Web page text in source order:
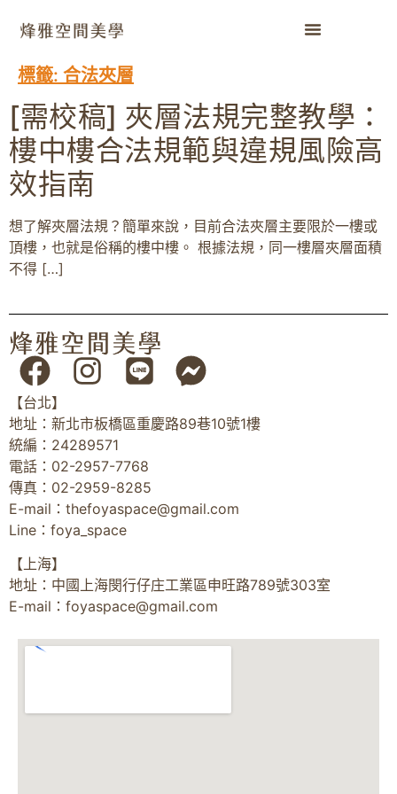
標籤: 合法夾層
[需校稿] 夾層法規完整教學：
樓中樓合法規範與違規風險高
效指南
想了解夾層法規？簡單來說，目前合法夾層主要限於一樓或
頂樓，也就是俗稱的樓中樓。 根據法規，同一樓層夾層面積
不得 […]
【台北】
地址：新北市板橋區重慶路89巷10號1樓
統編：24289571
電話：02-2957-7768
傳真：02-2959-8285
E-mail： thefoyaspace@gmail.com
Line：foya_space
【上海】
地址：中國上海閔行仔庄工業區申旺路789號303室
E-mail： foyaspace@gmail.com